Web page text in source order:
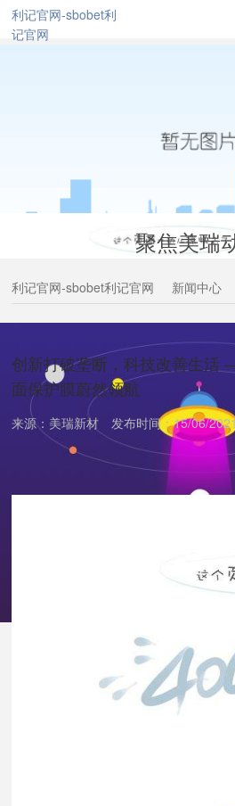
利记官网-sbobet利
记官网
聚焦美瑞
利记官网-sbobet利记官网 新闻中心
创新打破垄断，科技改善生
面保护膜蔚然领航
来源：美瑞新材 发布时间：15/06/